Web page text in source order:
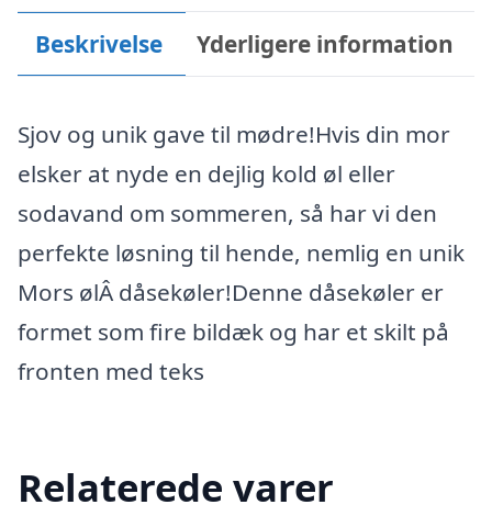
Beskrivelse Yderligere information
Sjov og unik gave til mødre!Hvis din mor
elsker at nyde en dejlig kold øl eller
sodavand om sommeren, så har vi den
perfekte løsning til hende, nemlig en unik
Mors ølÂ dåsekøler!Denne dåsekøler er
formet som fire bildæk og har et skilt på
fronten med teks
Relaterede varer